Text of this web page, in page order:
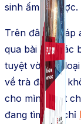
sinh ấm là được.
Trên đây là đáp
qua bài viết các
tuyệt vời của
về trà đạo thì
cho mình một
đang tìm địa chỉ